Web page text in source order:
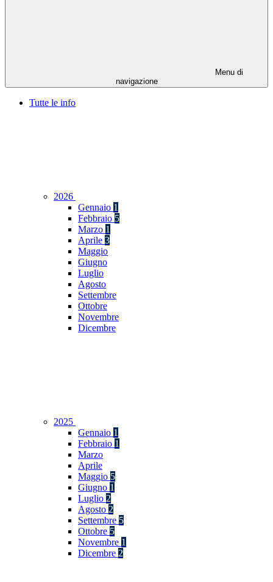
Menu di
navigazione
Tutte le info
2026
Gennaio 1
Febbraio 5
Marzo 1
Aprile 3
Maggio
Giugno
Luglio
Agosto
Settembre
Ottobre
Novembre
Dicembre
2025
Gennaio 1
Febbraio 1
Marzo
Aprile
Maggio 5
Giugno 1
Luglio 2
Agosto 2
Settembre 5
Ottobre 5
Novembre 1
Dicembre 2